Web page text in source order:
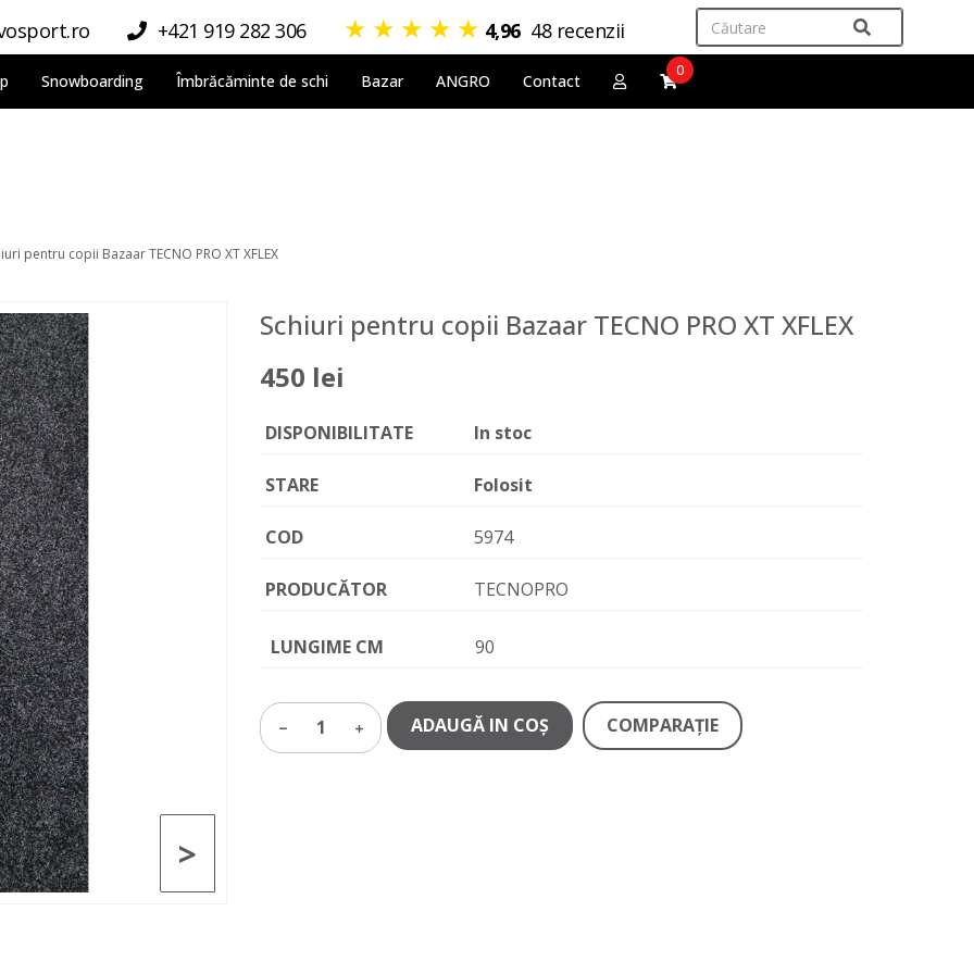
+421 919 282 306 ★ ★ ★ ★ ★ 4,96 48 recenzii
Snowboarding Îmbrăcăminte de schi Bazar ANGRO Contact
0
pentru copii Bazaar TECNO PRO XT XFLEX
>
Schiuri pentru copii Bazaar TECNO PRO XT XFLEX
450 lei
DISPONIBILITATE In stoc
STARE Folosit
COD 5974
PRODUCĂTOR TECNOPRO
LUNGIME CM 90
1 ADAUGĂ IN COŞ COMPARAŢIE